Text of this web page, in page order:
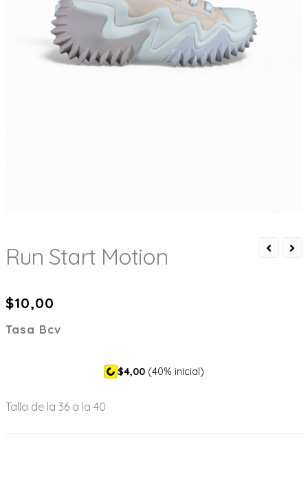
Run Start Motion
$10,00
Tasa Bcv
$4,00 (40% inicial)
Talla de la 36 a la 40